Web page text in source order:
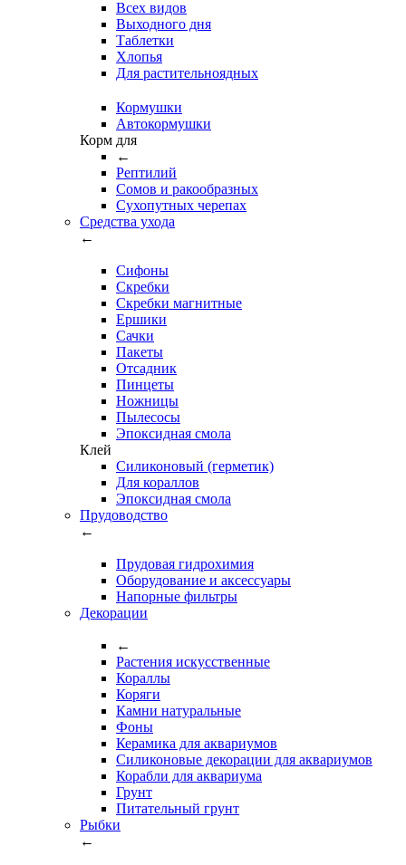
Всех видов
Выходного дня
Таблетки
Хлопья
Для растительноядных
Кормушки
Автокормушки
Корм для
←
Рептилий
Сомов и ракообразных
Сухопутных черепах
Средства ухода
←
Сифоны
Скребки
Скребки магнитные
Ершики
Сачки
Пакеты
Отсадник
Пинцеты
Ножницы
Пылесосы
Эпоксидная смола
Клей
Силиконовый (герметик)
Для кораллов
Эпоксидная смола
Прудоводство
←
Прудовая гидрохимия
Оборудование и аксессуары
Напорные фильтры
Декорации
←
Растения искусственные
Кораллы
Коряги
Камни натуральные
Фоны
Керамика для аквариумов
Силиконовые декорации для аквариумов
Корабли для аквариума
Грунт
Питательный грунт
Рыбки
←